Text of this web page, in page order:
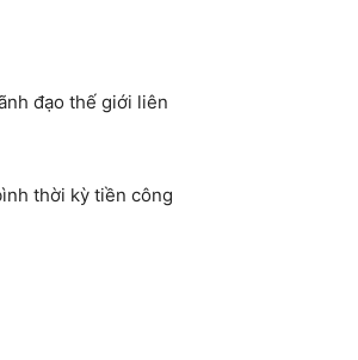
đạo thế giới liên
thời kỳ tiền công